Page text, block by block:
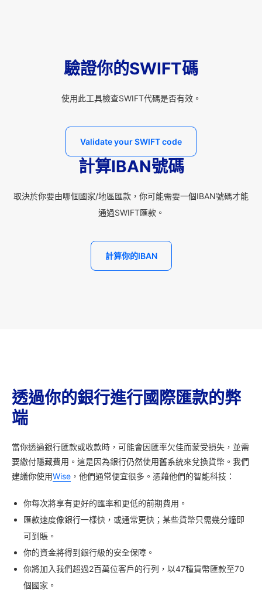
驗證你的SWIFT碼
使用此工具檢查SWIFT代碼是否有效。
Validate your SWIFT code
計算IBAN號碼
取決於你要由哪個國家/地區匯款，你可能需要一個IBAN號碼才能
通過SWIFT匯款。
計算你的IBAN
透過你的銀行進行國際匯款的弊
端
當你透過銀行匯款或收款時，可能會因匯率欠佳而蒙受損失，並需
要繳付隱藏費用。這是因為銀行仍然使用舊系統來兌換貨幣。我們
建議你使用Wise ，他們通常便宜很多。憑藉他們的智能科技：
你每次將享有更好的匯率和更低的前期費用。
匯款速度像銀行一樣快，或通常更快；某些貨幣只需幾分鐘即
可到賬。
你的資金將得到銀行級的安全保障。
你將加入我們超過2百萬位客戶的行列，以47種貨幣匯款至70
個國家。